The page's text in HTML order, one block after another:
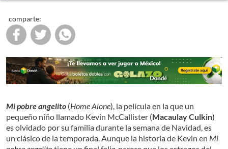
comparte:
Mi pobre angelito (Home Alone), la película en la que un
pequeño niño llamado Kevin McCallister (Macaulay Culkin)
es olvidado por su familia durante la semana de Navidad, es
un clásico de la temporada. Aunque la historia de Kevin en Mi